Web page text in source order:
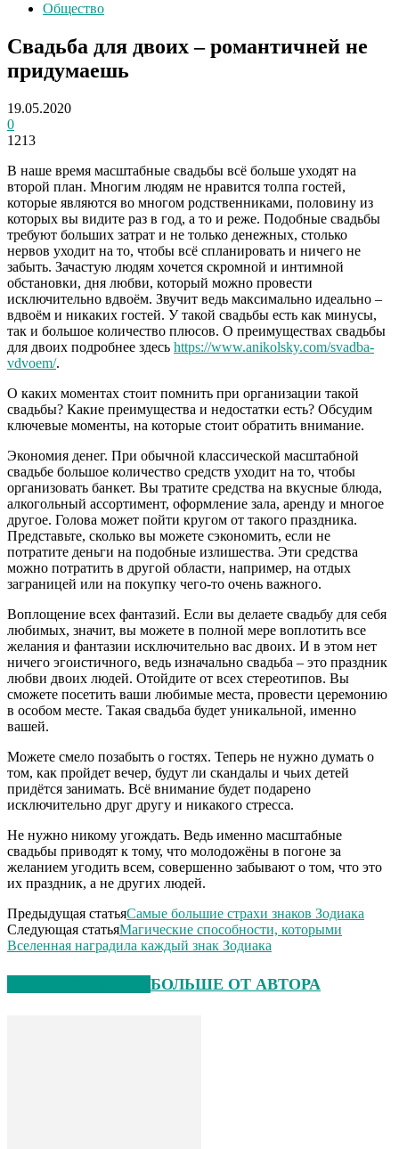
Общество
Свадьба для двоих – романтичней не
придумаешь
19.05.2020
0
1213
В наше время масштабные свадьбы всё больше уходят на
второй план. Многим людям не нравится толпа гостей,
которые являются во многом родственниками, половину из
которых вы видите раз в год, а то и реже. Подобные свадьбы
требуют больших затрат и не только денежных, столько
нервов уходит на то, чтобы всё спланировать и ничего не
забыть. Зачастую людям хочется скромной и интимной
обстановки, дня любви, который можно провести
исключительно вдвоём. Звучит ведь максимально идеально –
вдвоём и никаких гостей. У такой свадьбы есть как минусы,
так и большое количество плюсов. О преимуществах свадьбы
для двоих подробнее здесь https://www.anikolsky.com/svadba-
vdvoem/.
О каких моментах стоит помнить при организации такой
свадьбы? Какие преимущества и недостатки есть? Обсудим
ключевые моменты, на которые стоит обратить внимание.
Экономия денег. При обычной классической масштабной
свадьбе большое количество средств уходит на то, чтобы
организовать банкет. Вы тратите средства на вкусные блюда,
алкогольный ассортимент, оформление зала, аренду и многое
другое. Голова может пойти кругом от такого праздника.
Представьте, сколько вы можете сэкономить, если не
потратите деньги на подобные излишества. Эти средства
можно потратить в другой области, например, на отдых
заграницей или на покупку чего-то очень важного.
Воплощение всех фантазий. Если вы делаете свадьбу для себя
любимых, значит, вы можете в полной мере воплотить все
желания и фантазии исключительно вас двоих. И в этом нет
ничего эгоистичного, ведь изначально свадьба – это праздник
любви двоих людей. Отойдите от всех стереотипов. Вы
сможете посетить ваши любимые места, провести церемонию
в особом месте. Такая свадьба будет уникальной, именно
вашей.
Можете смело позабыть о гостях. Теперь не нужно думать о
том, как пройдет вечер, будут ли скандалы и чьих детей
придётся занимать. Всё внимание будет подарено
исключительно друг другу и никакого стресса.
Не нужно никому угождать. Ведь именно масштабные
свадьбы приводят к тому, что молодожёны в погоне за
желанием угодить всем, совершенно забывают о том, что это
их праздник, а не других людей.
Предыдущая статьяСамые большие страхи знаков Зодиака
Следующая статьяМагические способности, которыми
Вселенная наградила каждый знак Зодиака
БОЛЬШЕ ОТ АВТОРА